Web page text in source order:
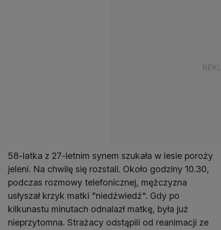
58-latka z 27-letnim synem szukała w lesie poroży
jeleni. Na chwilę się rozstali. Około godziny 10.30,
podczas rozmowy telefonicznej, mężczyzna
usłyszał krzyk matki "niedźwiedź". Gdy po
kilkunastu minutach odnalazł matkę, była już
nieprzytomna. Strażacy odstąpili od reanimacji ze